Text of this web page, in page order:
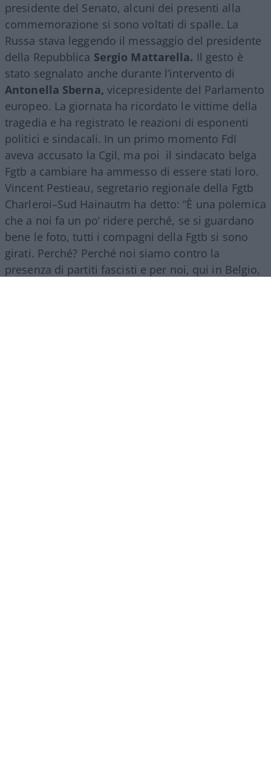
presidente del Senato, alcuni dei presenti alla
commemorazione si sono voltati di spalle. La
Russa stava leggendo il messaggio del presidente
della Repubblica Sergio Mattarella. Il gesto è
stato segnalato anche durante l’intervento di
Antonella Sberna, vicepresidente del Parlamento
europeo. La giornata ha ricordato le vittime della
tragedia e ha registrato le reazioni di esponenti
politici e sindacali. In un primo momento FdI
aveva accusato la Cgil, ma poi il sindacato belga
Fgtb a cambiare ha ammesso di essere stati loro.
Vincent Pestieau, segretario regionale della Fgtb
Charleroi–Sud Hainautm ha detto: “È una polemica
che a noi fa un po’ ridere perché, se si guardano
bene le foto, tutti i compagni della Fgtb si sono
girati. Perché? Perché noi siamo contro la
presenza di partiti fascisti e per noi, qui in Belgio,